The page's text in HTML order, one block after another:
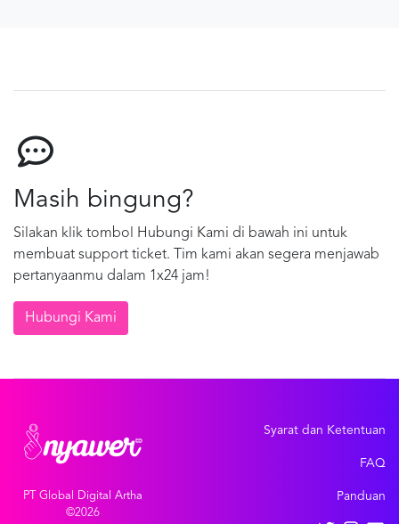
Masih bingung?
Silakan klik tombol Hubungi Kami di bawah ini untuk
membuat support ticket. Tim kami akan segera menjawab
pertanyaanmu dalam 1x24 jam!
Hubungi Kami
PT Global Digital Artha
©2026
Syarat dan Ketentuan
FAQ
Panduan